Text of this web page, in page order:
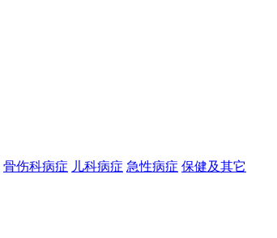
骨伤科病症 儿科病症 急性病症 保健及其它